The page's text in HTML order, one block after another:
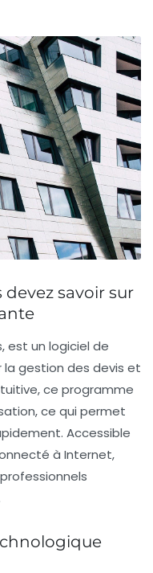
devez savoir sur
, est un logiciel de
la gestion des devis et
ce programme
ce qui permet
Accessible
à Internet,